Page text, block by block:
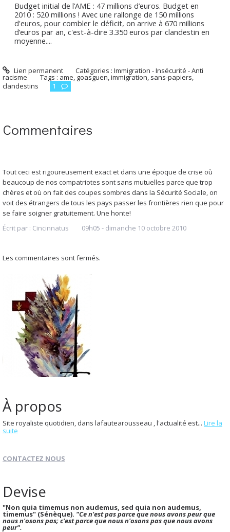
Budget initial de l’AME : 47 millions d’euros. Budget en
2010 : 520 millions ! Avec une rallonge de 150 millions
d'euros, pour combler le déficit, on arrive à 670 millions
d’euros par an, c'est-à-dire 3.350 euros par clandestin en
moyenne....
Lien permanent Catégories :Immigration - Insécurité - Anti
racisme Tags : ame, goasguen,immigration, sans-papiers,
clandestins
1
Commentaires
Tout ceci est rigoureusement exact et dans une époque de crise où
beaucoup de nos compatriotes sont sans mutuelles parce que trop
chères et où on fait des coupes sombres dans la Sécurité Sociale, on
voit des étrangers de tous les pays passer les frontières rien que pour
se faire soigner gratuitement. Une honte!
Écrit par : Cincinnatus 09h05 - dimanche 10 octobre 2010
Les commentaires sont fermés.
À propos
Site royaliste quotidien, dans lafautearousseau , l'actualité est... Lire la
suite
CONTACTEZ NOUS
Devise
"Non quia timemus non audemus, sed quia non audemus,
timemus" (Sénèque). "Ce n'est pas parce que nous avons peur que
nous n'osons pas; c'est parce que nous n'osons pas que nous avons
peur".